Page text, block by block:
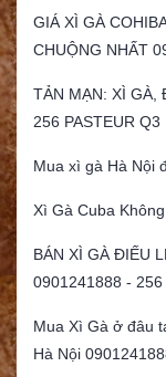
GIÁ XÌ GÀ
CHUỘNG NHẤT
TẢN MẠN: XÌ GÀ,
256 PASTEUR Q3
Mua xì gà Hà Nội
Xì Gà Cuba
BÁN XÌ GÀ ĐIẾU
0901241888 - 256
Mua Xì Gà ở đâu
Hà Nội